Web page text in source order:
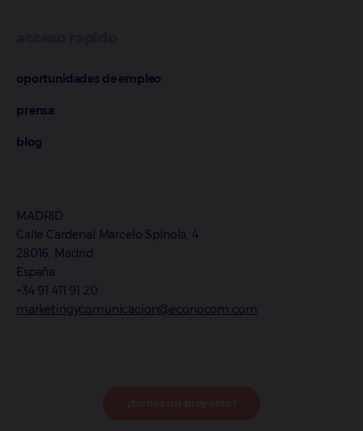
oportunidades de empleo
prensa
blog
MADRID
Calle Cardenal Marcelo Spínola, 4
28016, Madrid
España
+34 91 411 91 20
marketingycomunicacion@econocom.com